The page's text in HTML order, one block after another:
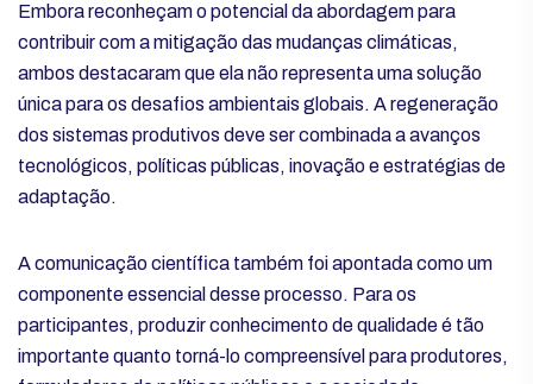
Embora reconheçam o potencial da abordagem para
contribuir com a mitigação das mudanças climáticas,
ambos destacaram que ela não representa uma solução
única para os desafios ambientais globais. A regeneração
dos sistemas produtivos deve ser combinada a avanços
tecnológicos, políticas públicas, inovação e estratégias de
adaptação.
A comunicação científica também foi apontada como um
componente essencial desse processo. Para os
participantes, produzir conhecimento de qualidade é tão
importante quanto torná-lo compreensível para produtores,